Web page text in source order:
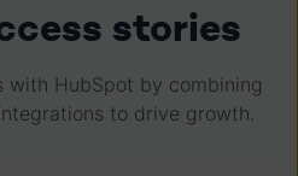
stories
with HubSpot by combining
to drive growth.